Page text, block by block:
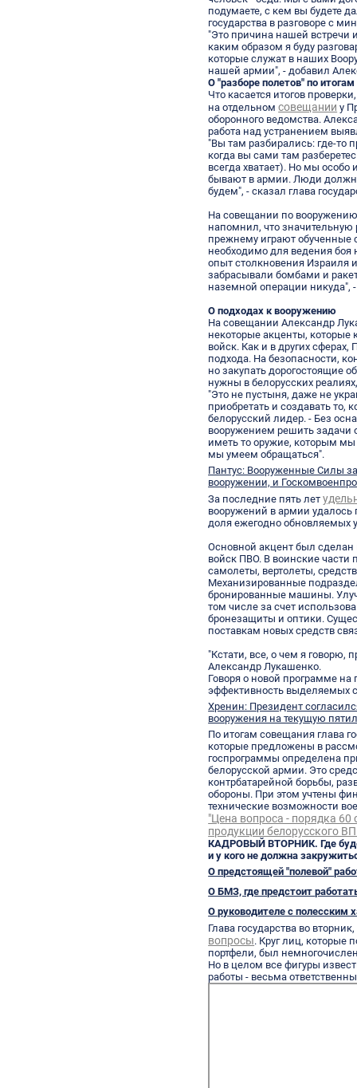
подумаете, с кем вы будете
государства в разговоре с
"Это причина нашей встречи
каким образом я буду
которые служат в наших
нашей армии", - добавил
О "разборе полетов" по
Что касается итогов
на отдельномсовещании у
оборонного ведомства.
работа над устранением
"Вы там разбирались: где-то
когда вы сами там
всегда хватает). Но мы особо
бывают в армии. Люди
будем", - сказал глава
На совещании по
напомнил, что
прежнему играют обученные
необходимо для ведения боя
опыт столкновения
забрасывали бомбами и
наземной операции никуда",
О подходах к вооружению
На совещании Александр
некоторые акценты, которые
войск. Как и в других сферах,
подхода. На безопасности,
но закупать дорогостоящие
нужны в белорусских
"Это не пустыня, даже не
приобретать и создавать то,
белорусский лидер. - Без
вооружением решить
иметь то оружие, которым
мы умеем обращаться".
Пантус: Вооруженные Силы
вооружении, и
За последние пять лет
вооружений в армии удалось
доля ежегодно обновляемых
Основной акцент был сделан
войск ПВО. В воинские части
самолеты, вертолеты,
Механизированные
бронированные машины.
том числе за счет
бронезащиты и оптики.
поставкам новых средств
"Кстати, все, о чем я говорю,
Александр Лукашенко.
Говоря о новой программе на
эффективность выделяемых
Хренин: Президент
вооружения на текущую
По итогам совещания глава
которые предложены в
госпрограммы определена
белорусской армии. Это
контрбатарейной борьбы,
обороны. При этом учтены
технические возможности
"Цена вопроса - порядка 60
продукции белорусского
КАДРОВЫЙ ВТОРНИК. Где
и у кого не должна
О предстоящей "полевой"
О БМЗ, где предстоит
О руководителе с полесским
Глава государства во
вопросы. Круг лиц, которые
портфели, был
Но в целом все фигуры
работы - весьма